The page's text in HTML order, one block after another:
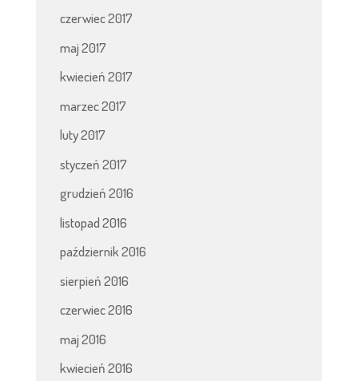
czerwiec 2017
maj 2017
kwiecień 2017
marzec 2017
luty 2017
styczeń 2017
grudzień 2016
listopad 2016
październik 2016
sierpień 2016
czerwiec 2016
maj 2016
kwiecień 2016